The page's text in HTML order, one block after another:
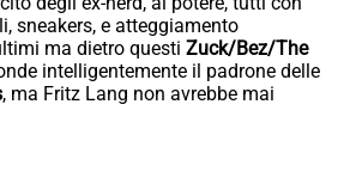
sneakers, e atteggiamento
ma dietro questi Zuck/Bez/The
intelligentemente il padrone delle
, ma Fritz Lang non avrebbe mai